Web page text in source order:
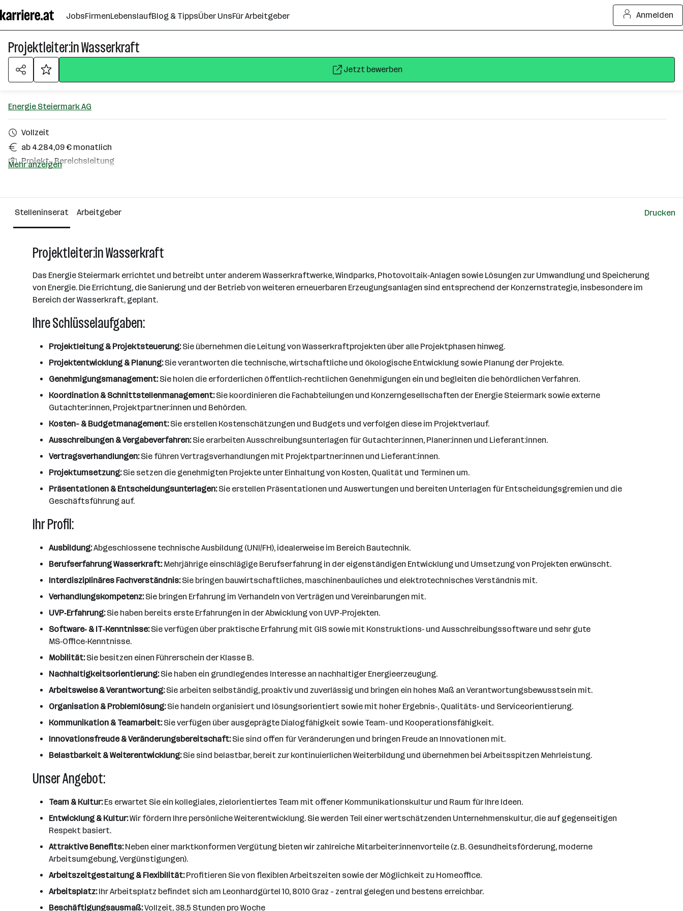
Seiteninhalt
springen
JobsFirmenLebenslaufBlog & TippsÜber UnsFür Arbeitgeber Anmelden
Projektleiter:in Wasserkraft
Jetzt bewerben
Energie Steiermark AG
Vollzeit
ab 4.284,09 € monatlich
Projekt-, Bereichsleitung
Graz
Mehr anzeigen
Stelleninserat Arbeitgeber Drucken
Projektleiter:in Wasserkraft
Das Energie Steiermark errichtet und betreibt unter anderem Wasserkraftwerke, Windparks, Photovoltaik‑Anlagen sowie Lösungen zur Umwandlung und Speicherung
von Energie. Die Errichtung, die Sanierung und der Betrieb von weiteren erneuerbaren Erzeugungsanlagen sind entsprechend der Konzernstrategie, insbesondere im
Bereich der Wasserkraft, geplant.
Ihre Schlüsselaufgaben:
Projektleitung & Projektsteuerung:Sie übernehmen die Leitung von Wasserkraftprojekten über alle Projektphasen hinweg.
Projektentwicklung & Planung:Sie verantworten die technische, wirtschaftliche und ökologische Entwicklung sowie Planung der Projekte.
Genehmigungsmanagement:Sie holen die erforderlichen öffentlich‑rechtlichen Genehmigungen ein und begleiten die behördlichen Verfahren.
Koordination & Schnittstellenmanagement:Sie koordinieren die Fachabteilungen und Konzerngesellschaften der Energie Steiermark sowie externe
Gutachter:innen, Projektpartner:innen und Behörden.
Kosten- & Budgetmanagement:Sie erstellen Kostenschätzungen und Budgets und verfolgen diese im Projektverlauf.
Ausschreibungen & Vergabeverfahren:Sie erarbeiten Ausschreibungsunterlagen für Gutachter:innen, Planer:innen und Lieferant:innen.
Vertragsverhandlungen:Sie führen Vertragsverhandlungen mit Projektpartner:innen und Lieferant:innen.
Projektumsetzung:Sie setzen die genehmigten Projekte unter Einhaltung von Kosten, Qualität und Terminen um.
Präsentationen & Entscheidungsunterlagen:Sie erstellen Präsentationen und Auswertungen und bereiten Unterlagen für Entscheidungsgremien und die
Geschäftsführung auf.
Ihr Profil:
Ausbildung:Abgeschlossene technische Ausbildung (UNI/FH), idealerweise im Bereich Bautechnik.
Berufserfahrung Wasserkraft:Mehrjährige einschlägige Berufserfahrung in der eigenständigen Entwicklung und Umsetzung von Projekten erwünscht.
Interdisziplinäres Fachverständnis:Sie bringen bauwirtschaftliches, maschinenbauliches und elektrotechnisches Verständnis mit.
Verhandlungskompetenz:Sie bringen Erfahrung im Verhandeln von Verträgen und Vereinbarungen mit.
UVP‑Erfahrung:Sie haben bereits erste Erfahrungen in der Abwicklung von UVP‑Projekten.
Software‑ & IT‑Kenntnisse:Sie verfügen über praktische Erfahrung mit GIS sowie mit Konstruktions‑ und Ausschreibungssoftware und sehr gute
MS‑Office‑Kenntnisse.
Mobilität:Sie besitzen einen Führerschein der Klasse B.
Nachhaltigkeitsorientierung:Sie haben ein grundlegendes Interesse an nachhaltiger Energieerzeugung.
Arbeitsweise & Verantwortung:Sie arbeiten selbständig, proaktiv und zuverlässig und bringen ein hohes Maß an Verantwortungsbewusstsein mit.
Organisation & Problemlösung:Sie handeln organisiert und lösungsorientiert sowie mit hoher Ergebnis‑, Qualitäts‑ und Serviceorientierung.
Kommunikation & Teamarbeit:Sie verfügen über ausgeprägte Dialogfähigkeit sowie Team‑ und Kooperationsfähigkeit.
Innovationsfreude & Veränderungsbereitschaft:Sie sind offen für Veränderungen und bringen Freude an Innovationen mit.
Belastbarkeit & Weiterentwicklung:Sie sind belastbar, bereit zur kontinuierlichen Weiterbildung und übernehmen bei Arbeitsspitzen Mehrleistung.
Unser Angebot:
Team & Kultur:Es erwartet Sie ein kollegiales, zielorientiertes Team mit offener Kommunikationskultur und Raum für Ihre Ideen.
Entwicklung & Kultur:Wir fördern Ihre persönliche Weiterentwicklung. Sie werden Teil einer wertschätzenden Unternehmenskultur, die auf gegenseitigen
Respekt basiert.
Attraktive Benefits:Neben einer marktkonformen Vergütung bieten wir zahlreiche Mitarbeiter:innenvorteile (z. B. Gesundheitsförderung, moderne
Arbeitsumgebung, Vergünstigungen).
Arbeitszeitgestaltung & Flexibilität:Profitieren Sie von flexiblen Arbeitszeiten sowie der Möglichkeit zu Homeoffice.
Arbeitsplatz:Ihr Arbeitsplatz befindet sich am Leonhardgürtel 10, 8010 Graz - zentral gelegen und bestens erreichbar.
Beschäftigungsausmaß:Vollzeit, 38,5 Stunden pro Woche